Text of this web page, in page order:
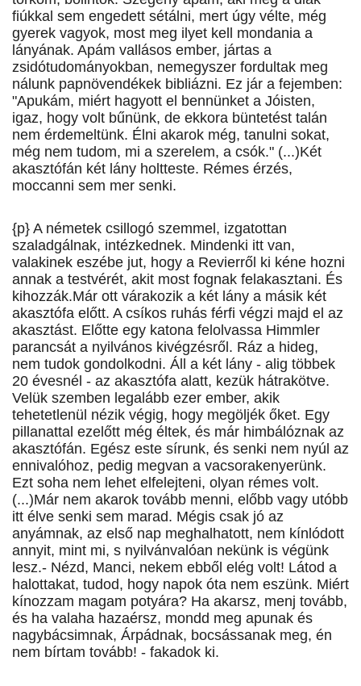
fiúkkal sem engedett sétálni, mert úgy vélte, még
gyerek vagyok, most meg ilyet kell mondania a
lányának. Apám vallásos ember, jártas a
zsidótudományokban, nemegyszer fordultak meg
nálunk papnövendékek bibliázni. Ez jár a fejemben:
"Apukám, miért hagyott el bennünket a Jóisten,
igaz, hogy volt bűnünk, de ekkora büntetést talán
nem érdemeltünk. Élni akarok még, tanulni sokat,
még nem tudom, mi a szerelem, a csók." (...)Két
akasztófán két lány holtteste. Rémes érzés,
moccanni sem mer senki.
{p} A németek csillogó szemmel, izgatottan
szaladgálnak, intézkednek. Mindenki itt van,
valakinek eszébe jut, hogy a Revierről ki kéne hozni
annak a testvérét, akit most fognak felakasztani. És
kihozzák.Már ott várakozik a két lány a másik két
akasztófa előtt. A csíkos ruhás férfi végzi majd el az
akasztást. Előtte egy katona felolvassa Himmler
parancsát a nyilvános kivégzésről. Ráz a hideg,
nem tudok gondolkodni. Áll a két lány - alig többek
20 évesnél - az akasztófa alatt, kezük hátrakötve.
Velük szemben legalább ezer ember, akik
tehetetlenül nézik végig, hogy megöljék őket. Egy
pillanattal ezelőtt még éltek, és már himbálóznak az
akasztófán. Egész este sírunk, és senki nem nyúl az
ennivalóhoz, pedig megvan a vacsorakenyerünk.
Ezt soha nem lehet elfelejteni, olyan rémes volt.
(...)Már nem akarok tovább menni, előbb vagy utóbb
itt élve senki sem marad. Mégis csak jó az
anyámnak, az első nap meghalhatott, nem kínlódott
annyit, mint mi, s nyilvánvalóan nekünk is végünk
lesz.- Nézd, Manci, nekem ebből elég volt! Látod a
halottakat, tudod, hogy napok óta nem eszünk. Miért
kínozzam magam potyára? Ha akarsz, menj tovább,
és ha valaha hazaérsz, mondd meg apunak és
nagybácsimnak, Árpádnak, bocsássanak meg, én
nem bírtam tovább! - fakadok ki.